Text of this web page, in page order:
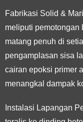
Fabrikasi Solid &
meliputi pemotongan
matang penuh di
pengamplasan sisa
cairan epoksi primer
menangkal dampak
Instalasi Lapangan